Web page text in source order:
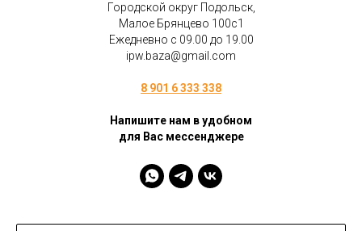
Городской округ Подольск,
Малое Брянцево 100с1
Ежедневно с 09.00 до 19.00
ipw.baza@gmail.com
8 901 6 333 338
Напишите нам в удобном
для Вас мессенджере